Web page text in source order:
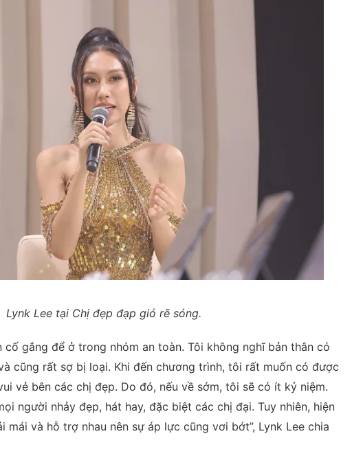
Lynk Lee tại Chị đẹp đạp gió rẽ sóng.
cố gắng để ở trong nhóm an toàn. Tôi không nghĩ bản thân có
cũng rất sợ bị loại. Khi đến chương trình, tôi rất muốn có được
vẻ bên các chị đẹp. Do đó, nếu về sớm, tôi sẽ có ít kỷ niệm.
người nhảy đẹp, hát hay, đặc biệt các chị đại. Tuy nhiên, hiện
và hỗ trợ nhau nên sự áp lực cũng vơi bớt”, Lynk Lee chia